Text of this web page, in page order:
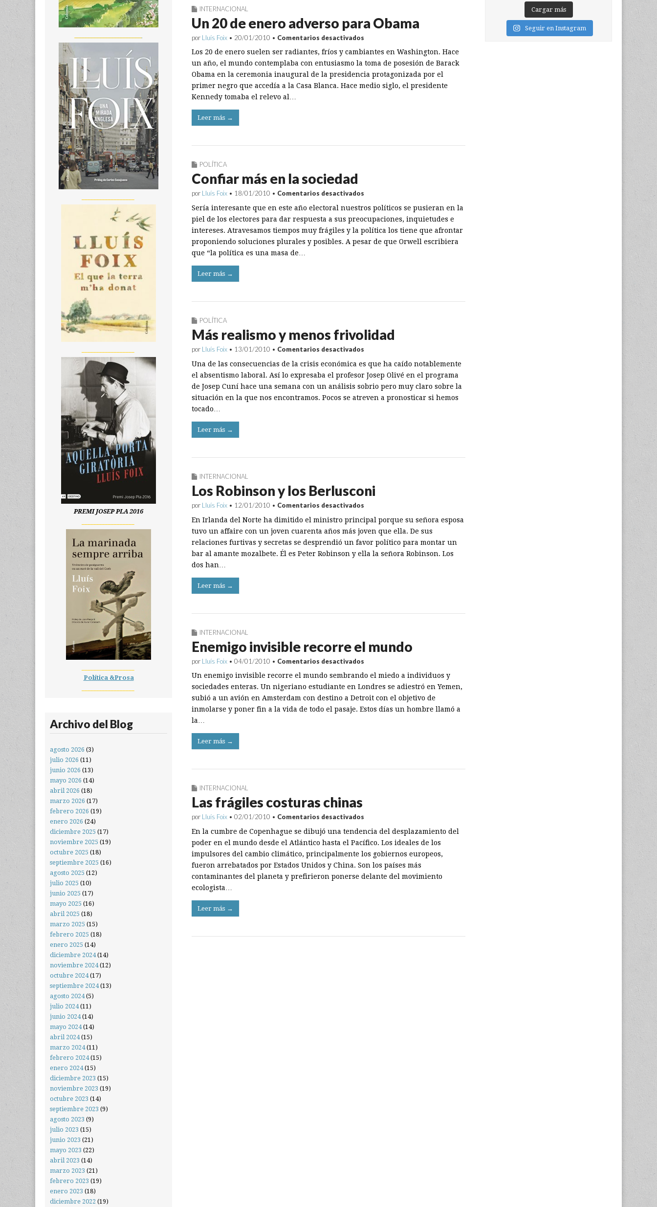
INTERNACIONAL
Un 20 de enero adverso para Obama
por Lluís Foix • 20/01/2010 • Comentarios desactivados
20
de
enero
adverso
para
Los 20 de enero suelen ser radiantes, fríos y cambiantes en Washington. Hace
un año, el mundo contemplaba con entusiasmo la toma de posesión de Barack
Obama en la ceremonia inaugural de la presidencia protagonizada por el
primer negro que accedía a la Casa Blanca. Hace medio siglo, el presidente
Kennedy tomaba el relevo al…
Leer más →
POLÍTICA
Confiar más en la sociedad
por Lluís Foix • 18/01/2010 • Comentarios desactivados
más
en
la
sociedad
Sería interesante que en este año electoral nuestros políticos se pusieran en la
piel de los electores para dar respuesta a sus preocupaciones, inquietudes e
intereses. Atravesamos tiempos muy frágiles y la política los tiene que afrontar
proponiendo soluciones plurales y posibles. A pesar de que Orwell escribiera
que “la política es una masa de…
Leer más →
POLÍTICA
Más realismo y menos frivolidad
por Lluís Foix • 13/01/2010 • Comentarios desactivados
realismo
y
menos
frivolidad
Una de las consecuencias de la crisis económica es que ha caído notablemente
el absentismo laboral. Así lo expresaba el profesor Josep Olivé en el programa
de Josep Cuní hace una semana con un análisis sobrio pero muy claro sobre la
situación en la que nos encontramos. Pocos se atreven a pronosticar si hemos
tocado…
Leer más →
INTERNACIONAL
Los Robinson y los Berlusconi
por Lluís Foix • 12/01/2010 • Comentarios desactivados
Robinson
y
los
Berlusconi
En Irlanda del Norte ha dimitido el ministro principal porque su señora esposa
tuvo un affaire con un joven cuarenta años más joven que ella. De sus
relaciones furtivas y secretas se desprendió un favor político para montar un
bar al amante mozalbete. Él es Peter Robinson y ella la señora Robinson. Los
dos han…
Leer más →
INTERNACIONAL
Enemigo invisible recorre el mundo
por Lluís Foix • 04/01/2010 • Comentarios desactivados
invisible
recorre
mundo
Un enemigo invisible recorre el mundo sembrando el miedo a individuos y
sociedades enteras. Un nigeriano estudiante en Londres se adiestró en Yemen,
subió a un avión en Amsterdam con destino a Detroit con el objetivo de
inmolarse y poner fin a la vida de todo el pasaje. Estos días un hombre llamó a
la…
Leer más →
INTERNACIONAL
Las frágiles costuras chinas
por Lluís Foix • 02/01/2010 • Comentarios desactivados
frágiles
costuras
chinas
En la cumbre de Copenhague se dibujó una tendencia del desplazamiento del
poder en el mundo desde el Atlántico hasta el Pacífico. Los ideales de los
impulsores del cambio climático, principalmente los gobiernos europeos,
fueron arrebatados por Estados Unidos y China. Son los países más
contaminantes del planeta y prefirieron ponerse delante del movimiento
ecologista…
Leer más →
PREMI JOSEP PLA 2016
Política &Prosa
Archivo del Blog
agosto 2026 (3)
julio 2026 (11)
junio 2026 (13)
mayo 2026 (14)
abril 2026 (18)
marzo 2026 (17)
febrero 2026 (19)
enero 2026 (24)
diciembre 2025 (17)
noviembre 2025 (19)
octubre 2025 (18)
septiembre 2025 (16)
agosto 2025 (12)
julio 2025 (10)
junio 2025 (17)
mayo 2025 (16)
abril 2025 (18)
marzo 2025 (15)
febrero 2025 (18)
enero 2025 (14)
diciembre 2024(14)
noviembre 2024(12)
octubre 2024(17)
septiembre 2024(13)
agosto 2024(5)
julio 2024(11)
junio 2024(14)
mayo 2024(14)
abril 2024(15)
marzo 2024(11)
febrero 2024(15)
enero 2024(15)
diciembre 2023 (15)
noviembre 2023 (19)
octubre 2023 (14)
septiembre 2023 (9)
agosto 2023 (9)
julio 2023 (15)
junio 2023 (21)
mayo 2023 (22)
abril 2023 (14)
marzo 2023 (21)
febrero 2023 (19)
enero 2023 (18)
diciembre 2022 (19)
Cargar más
Seguir en Instagram